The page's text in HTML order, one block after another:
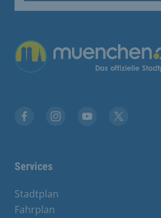
Übergreifende Links
Services
Stadtplan
Fahrplan